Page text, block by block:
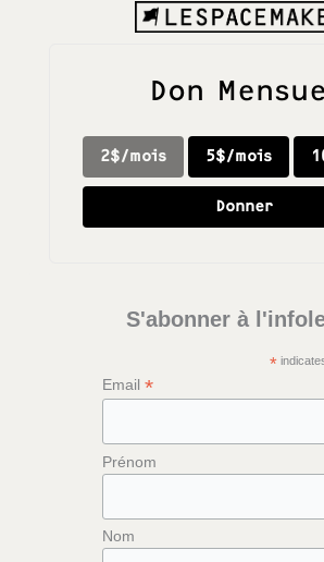
Don
2$/mois 5$/mois
Donner
S'abonner à
*
Email *
Prénom
Nom